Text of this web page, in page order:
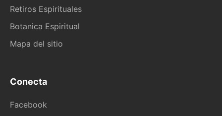
Retiros Espirituales
Botanica Espiritual
Mapa del sitio
Conecta
Facebook